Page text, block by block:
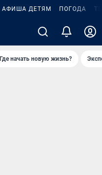
АФИША ДЕТЯМ ПОГОДА
Где начать новую жизнь?